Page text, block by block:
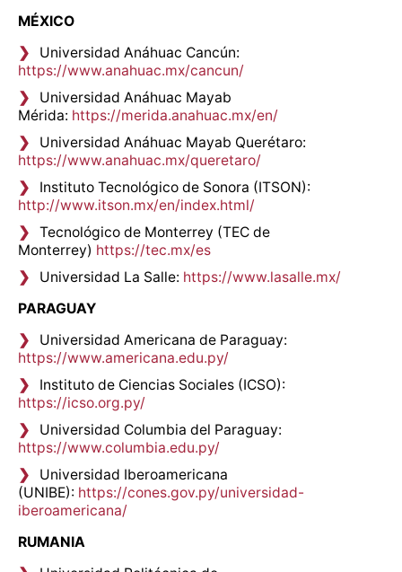
MÉXICO
Universidad Anáhuac Cancún:
https://www.anahuac.mx/cancun/
Universidad Anáhuac Mayab
Mérida: https://merida.anahuac.mx/en/
Universidad Anáhuac Mayab Querétaro:
https://www.anahuac.mx/queretaro/
Instituto Tecnológico de Sonora (ITSON):
http://www.itson.mx/en/index.html/
Tecnológico de Monterrey (TEC de
Monterrey) https://tec.mx/es
Universidad La Salle: https://www.lasalle.mx/
PARAGUAY
Universidad Americana de Paraguay:
https://www.americana.edu.py/
Instituto de Ciencias Sociales (ICSO):
https://icso.org.py/
Universidad Columbia del Paraguay:
https://www.columbia.edu.py/
Universidad Iberoamericana
(UNIBE): https://cones.gov.py/universidad-
iberoamericana/
RUMANIA